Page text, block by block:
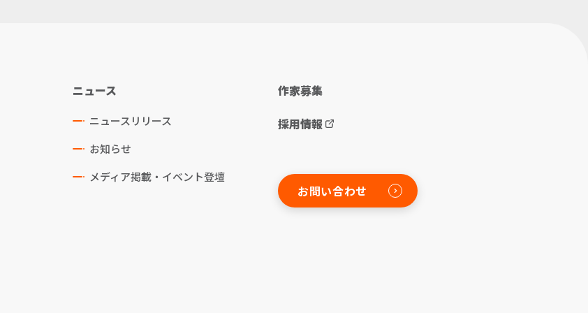
ニュース
ニュースリリース
お知らせ
メディア掲載・イベント登壇
作家募集
採用情報
お問い合わせ